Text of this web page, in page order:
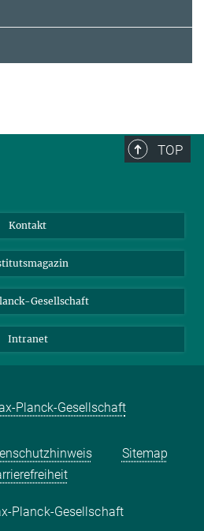
TOP
Kontakt
Gesellschaft
Intranet
Planck-Gesellschaft
Sitemap
Planck-Gesellschaft